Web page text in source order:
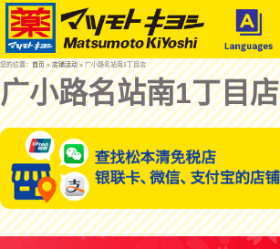
您的位置：首页»店铺活动» 广小路名站南1丁目店
广小路名站南1丁目店